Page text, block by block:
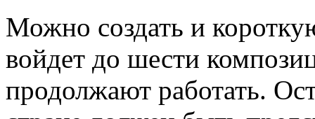
Можно создать и
войдет до шести
продолжают работать.